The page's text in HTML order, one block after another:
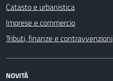
Catasto e urbanistica
Imprese e commercio
Tributi, finanze e contravvenzioni
NOVITÀ